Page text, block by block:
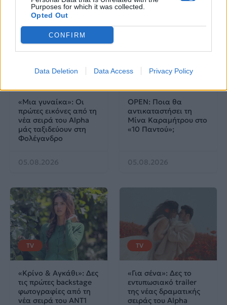
Purposes for which it was collected.
Opted Out
CONFIRM
Data Deletion Data Access Privacy Policy
«Μια γυναίκα»: Οι
πρώτες εικόνες από τη
νέα σειρά του Alpha
μάς ταξιδεύουν στη
Φολέγανδρο
05.08.2026
Corporate News
OPEN: Ποια θα
αντικαταστήσει τη
Μίνα Καραμήτρου στο
«10 Παντού»;
05.08.2026
TV
«Κρίνο & Αγκάθι»: Δες
τις πρώτες backstage
φωτογραφίες από τη
νέα σειρά του ΑΝΤ1
TV
«Για σένα»: Δες το
εντυπωσιακό trailer
της νέας δραματικής
σειράς του Alpha